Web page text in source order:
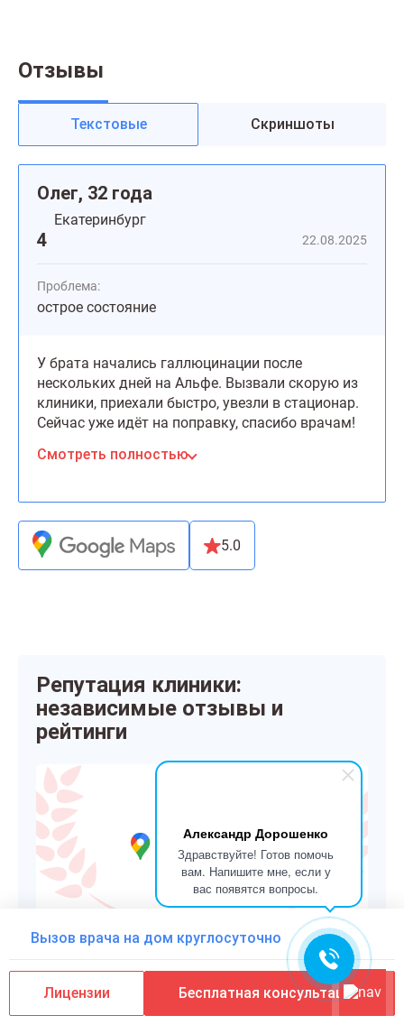
Александр Дорошенко
Здравствуйте! Готов помочь
вам. Напишите мне, если у
вас появятся вопросы.
Отзывы
Текстовые Скриншоты
Олег, 32 года
4
Екатеринбург
22.08.2025
Проблема:
острое состояние
У брата начались галлюцинации после
нескольких дней на Альфе. Вызвали скорую из
клиники, приехали быстро, увезли в стационар.
Сейчас уже идёт на поправку, спасибо врачам!
Смотреть полностью
5.0
Репутация клиники:
независимые отзывы и
рейтинги
35+ отзывов
Вызов врача на дом круглосуточно
Лицензии Бесплатная консультация